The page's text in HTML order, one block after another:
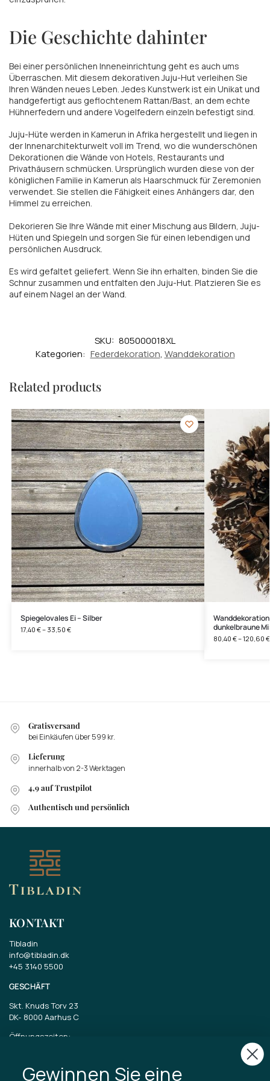
Die Geschichte dahinter
Bei einer persönlichen Inneneinrichtung geht es auch ums
Überraschen. Mit diesem dekorativen Juju-Hut verleihen Sie
Ihren Wänden neues Leben. Jedes Kunstwerk ist ein Unikat und
handgefertigt aus geflochtenem Rattan/Bast, an dem echte
Hühnerfedern und andere Vogelfedern einzeln befestigt sind.
Juju-Hüte werden in Kamerun in Afrika hergestellt und liegen in
der Innenarchitekturwelt voll im Trend, wo die wunderschönen
Dekorationen die Wände von Hotels, Restaurants und
Privathäusern schmücken. Ursprünglich wurden diese von der
königlichen Familie in Kamerun als Haarschmuck für Zeremonien
verwendet. Sie stellen die Fähigkeit eines Anhängers dar, den
Himmel zu erreichen.
Dekorieren Sie Ihre Wände mit einer Mischung aus Bildern, Juju-
Hüten und Spiegeln und sorgen Sie für einen lebendigen und
persönlichen Ausdruck.
Es wird gefaltet geliefert. Wenn Sie ihn erhalten, binden Sie die
Schnur zusammen und entfalten den Juju-Hut. Platzieren Sie es
auf einem Nagel an der Wand.
SKU: 805000018XL
Kategorien: Federdekoration, Wanddekoration
Related products
Spiegelovales Ei – Silber
17,40 €– 33,50 €
dunkelbraune
80,40 €–120,60 €
Gratisversand
bei Einkäufen über 599 kr.
Lieferung
innerhalb von 2-3 Werktagen
4,9 auf Trustpilot
Authentisch und persönlich
KONTAKT
Tibladin
info@tibladin.dk
+45 3140 5500
GESCHÄFT
Skt. Knuds Torv 23
DK- 8000 Aarhus C
Öffnungszeiten:
CVR: 40875743
Gewinnen Sie eine